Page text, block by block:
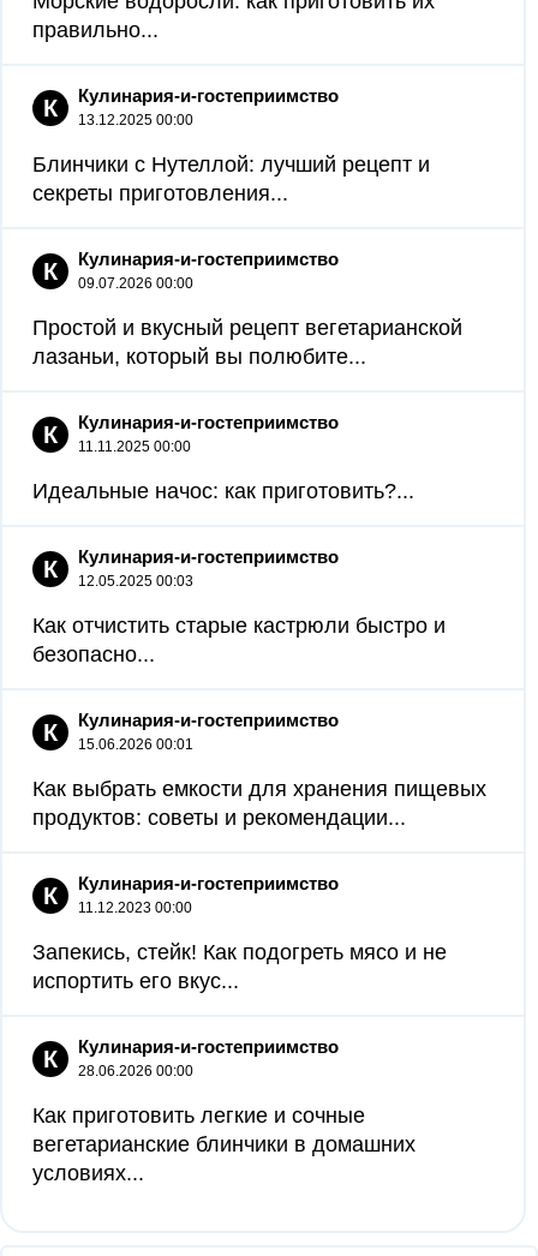
правильно...
К Кулинария-и-гостеприимство
13.12.2025 00:00
Блинчики с Нутеллой: лучший рецепт и
секреты приготовления...
К Кулинария-и-гостеприимство
09.07.2026 00:00
Простой и вкусный рецепт вегетарианской
лазаньи, который вы полюбите...
К Кулинария-и-гостеприимство
11.11.2025 00:00
Идеальные начос: как приготовить?...
К Кулинария-и-гостеприимство
12.05.2025 00:03
Как отчистить старые кастрюли быстро и
безопасно...
К Кулинария-и-гостеприимство
15.06.2026 00:01
Как выбрать емкости для хранения пищевых
продуктов: советы и рекомендации...
К Кулинария-и-гостеприимство
11.12.2023 00:00
Запекись, стейк! Как подогреть мясо и не
испортить его вкус...
К Кулинария-и-гостеприимство
28.06.2026 00:00
Как приготовить легкие и сочные
вегетарианские блинчики в домашних
условиях...